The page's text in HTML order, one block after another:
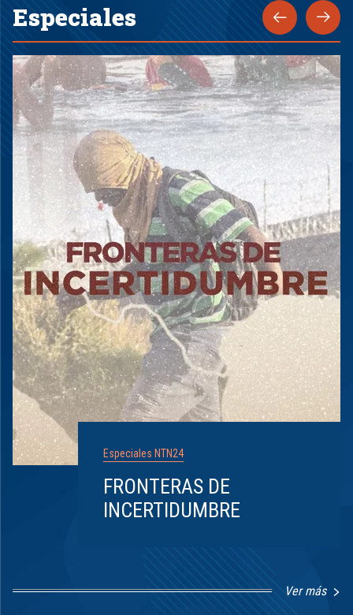
Especiales
Especiales NTN24
FRONTERAS DE
INCERTIDUMBRE
Ver más